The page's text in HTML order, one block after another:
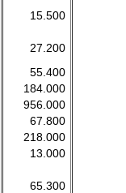
15.500
27.200
55.400
184.000
956.000
67.800
218.000
13.000
65.300